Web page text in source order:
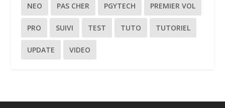
NEO PAS CHER PGYTECH PREMIER VOL
PRO SUIVI TEST TUTO TUTORIEL
UPDATE VIDEO